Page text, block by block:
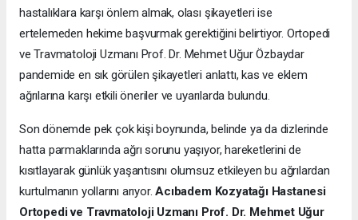
hastalıklara karşı önlem almak, olası şikayetleri ise
ertelemeden hekime başvurmak gerektiğini belirtiyor. Ortopedi
ve Travmatoloji Uzmanı Prof. Dr. Mehmet Uğur Özbaydar
pandemide en sık görülen şikayetleri anlattı, kas ve eklem
ağrılarına karşı etkili öneriler ve uyarılarda bulundu.
Son dönemde pek çok kişi boynunda, belinde ya da dizlerinde
hatta parmaklarında ağrı sorunu yaşıyor, hareketlerini de
kısıtlayarak günlük yaşantısını olumsuz etkileyen bu ağrılardan
kurtulmanın yollarını arıyor.Acıbadem Kozyatağı Hastanesi
Ortopedi ve Travmatoloji Uzmanı Prof. Dr. Mehmet Uğur